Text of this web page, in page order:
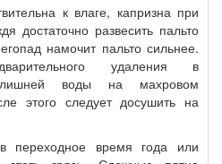
к влаге, капризна при
достаточно развесить пальто
намочит пальто сильнее.
удаления в
воды на махровом
этого следует досушить на
переходное время года или